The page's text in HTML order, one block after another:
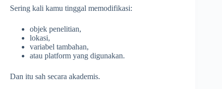
Sering kali kamu tinggal memodifikasi:
objek penelitian,
lokasi,
variabel tambahan,
atau platform yang digunakan.
Dan itu sah secara akademis.